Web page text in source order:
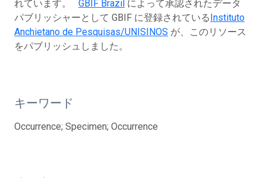
れています。 GBIF Brazil によって承認されたデータ
パブリッシャーとして GBIF に登録されているInstituto
Anchietano de Pesquisas/UNISINOS が、このリソース
をパブリッシュしました。
キーワード
Occurrence; Specimen; Occurrence